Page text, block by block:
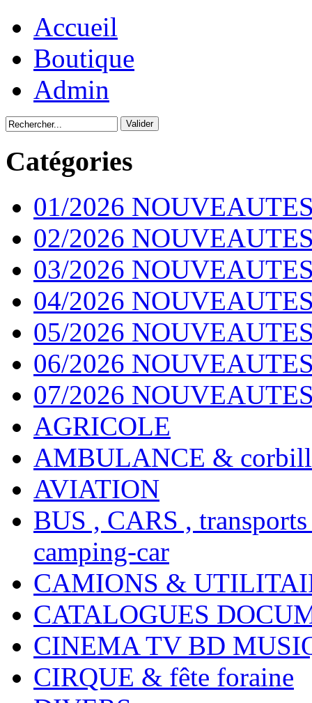
Accueil
Boutique
Admin
Catégories
01/2026
02/2026
03/2026
04/2026
05/2026
06/2026
07/2026
AGRICOLE
AMBULANCE &
AVIATION
BUS , CARS ,
camping-car
CAMIONS &
CATALOGUES
CINEMA TV BD
CIRQUE & fête foraine